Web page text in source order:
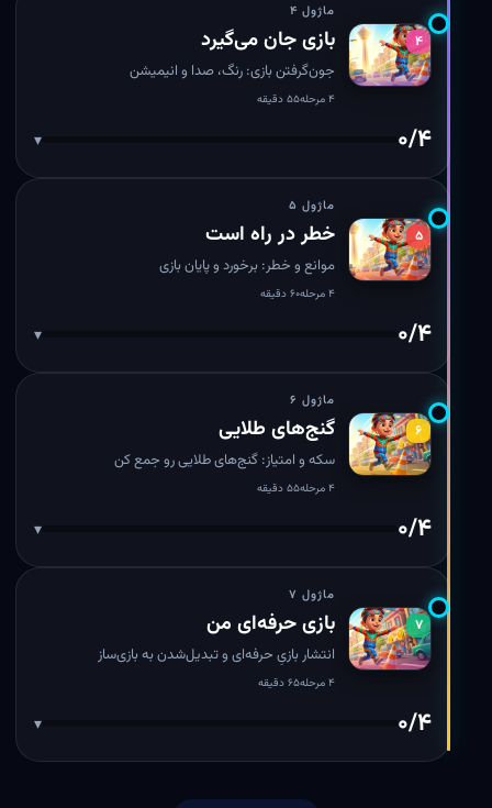
۴
ماژول ۴
بازی جان می‌گیرد
جون‌گرفتن بازی: رنگ، صدا و انیمیشن
۴ مرحله ۵۵ دقیقه
۰/۴ ▾
۵
ماژول ۵
خطر در راه است
موانع و خطر: برخورد و پایان بازی
۴ مرحله ۶۰ دقیقه
۰/۴ ▾
۶
ماژول ۶
گنج‌های طلایی
سکه و امتیاز: گنج‌های طلایی رو جمع کن
۴ مرحله ۵۵ دقیقه
۰/۴ ▾
۷
ماژول ۷
بازی حرفه‌ای من
انتشار بازیِ حرفه‌ای و تبدیل‌شدن به بازی‌ساز
۴ مرحله ۶۵ دقیقه
۰/۴ ▾